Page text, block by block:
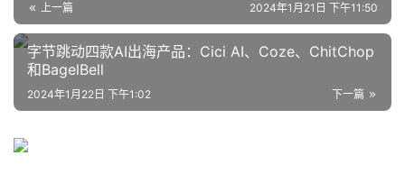
模
型
框
上一篇 2024年1月21日 下午11:50
字节跳动四款AI出海产品：Cici AI、Coze、ChitChop
和BagelBell
下一篇
2024年1月22日 下午1:02